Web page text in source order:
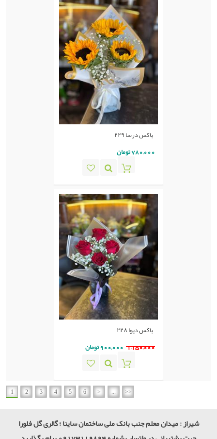
باکس درسا ۲۲۹
780,000 تومان
باکس دیوا ٢٢٨
1,150,000 900,000 تومان
1 2 3 4 5 6 > ... >>
شیراز : میدان معلم جنب بانک ملی ساختمان ساینا ؛ گالری گل فلورا